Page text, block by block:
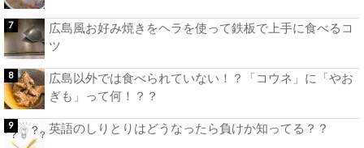
広島風お好み焼きをヘラを使って鉄板で上手に食べるコ
ツ
広島以外では食べられていない！？「コウネ」に「やお
ぎも」って何！？？
英語のしりとりはどうなったら負けか知ってる？？